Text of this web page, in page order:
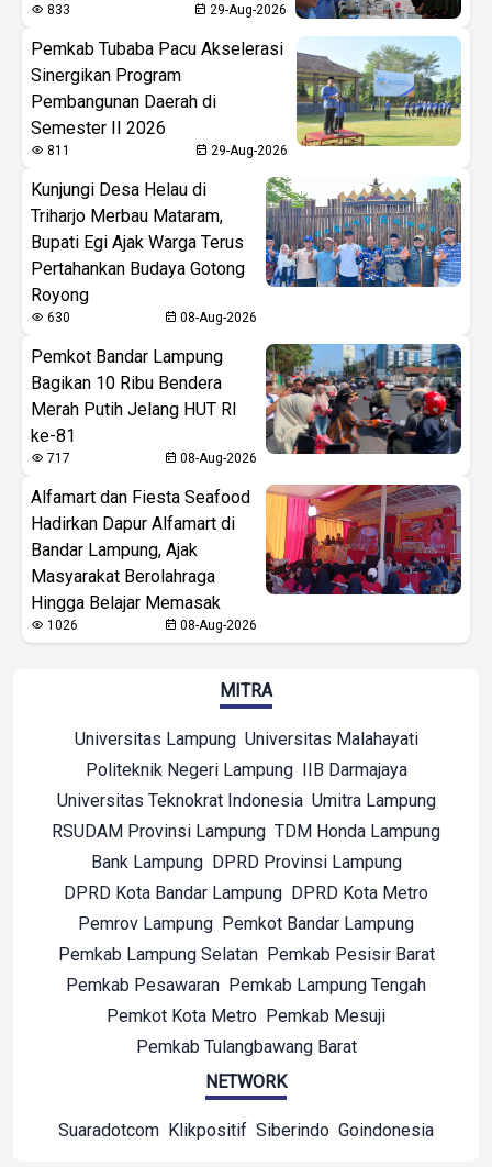
833 29-Aug-2026
Pemkab Tubaba Pacu Akselerasi
Sinergikan Program
Pembangunan Daerah di
Semester II 2026
811 29-Aug-2026
Kunjungi Desa Helau di
Triharjo Merbau Mataram,
Bupati Egi Ajak Warga Terus
Pertahankan Budaya Gotong
Royong
630 08-Aug-2026
Pemkot Bandar Lampung
Bagikan 10 Ribu Bendera
Merah Putih Jelang HUT RI
ke-81
717 08-Aug-2026
Alfamart dan Fiesta Seafood
Hadirkan Dapur Alfamart di
Bandar Lampung, Ajak
Masyarakat Berolahraga
Hingga Belajar Memasak
1026 08-Aug-2026
MITRA
Universitas Lampung Universitas Malahayati
Politeknik Negeri Lampung
IIB Darmajaya
Universitas Teknokrat Indonesia Umitra Lampung
RSUDAM Provinsi Lampung TDM Honda Lampung
Bank Lampung
DPRD Provinsi Lampung
DPRD Kota Bandar Lampung DPRD Kota Metro
Pemrov Lampung Pemkot Bandar Lampung
Pemkab Lampung Selatan
Pemkab Pesisir Barat
Pemkab Pesawaran Pemkab Lampung Tengah
Pemkot Kota Metro Pemkab Mesuji
Pemkab Tulangbawang Barat
NETWORK
Suaradotcom Klikpositif Siberindo Goindonesia